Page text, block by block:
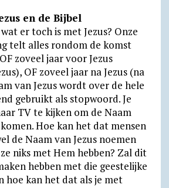
en de Bijbel
er toch is met Jezus? Onze
telt alles rondom de komst
zoveel jaar voor Jezus
OF zoveel jaar na Jezus (na
van Jezus wordt over de hele
gebruikt als stopwoord. Je
TV te kijken om de Naam
Hoe kan het dat mensen
de Naam van Jezus noemen
niks met Hem hebben? Zal dit
hebben met die geestelijke
hoe kan het dat als je met